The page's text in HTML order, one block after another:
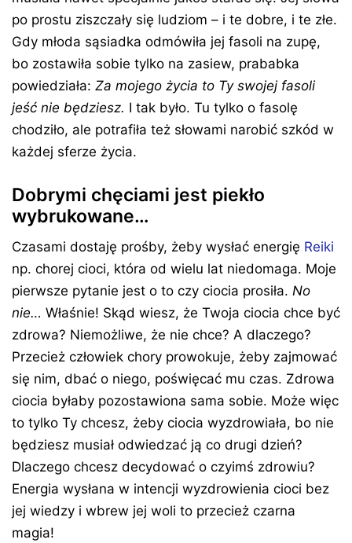
po prostu ziszczały się ludziom – i te dobre, i te złe.
Gdy młoda sąsiadka odmówiła jej fasoli na zupę,
bo zostawiła sobie tylko na zasiew, prababka
powiedziała: Za mojego życia to Ty swojej fasoli
jeść nie będziesz. I tak było. Tu tylko o fasolę
chodziło, ale potrafiła też słowami narobić szkód w
każdej sferze życia.
Dobrymi chęciami jest piekło
wybrukowane…
Czasami dostaję prośby, żeby wysłać energię Reiki
np. chorej cioci, która od wielu lat niedomaga. Moje
pierwsze pytanie jest o to czy ciocia prosiła. No
nie… Właśnie! Skąd wiesz, że Twoja ciocia chce być
zdrowa? Niemożliwe, że nie chce? A dlaczego?
Przecież człowiek chory prowokuje, żeby zajmować
się nim, dbać o niego, poświęcać mu czas. Zdrowa
ciocia byłaby pozostawiona sama sobie. Może więc
to tylko Ty chcesz, żeby ciocia wyzdrowiała, bo nie
będziesz musiał odwiedzać ją co drugi dzień?
Dlaczego chcesz decydować o czyimś zdrowiu?
Energia wysłana w intencji wyzdrowienia cioci bez
jej wiedzy i wbrew jej woli to przecież czarna
magia!